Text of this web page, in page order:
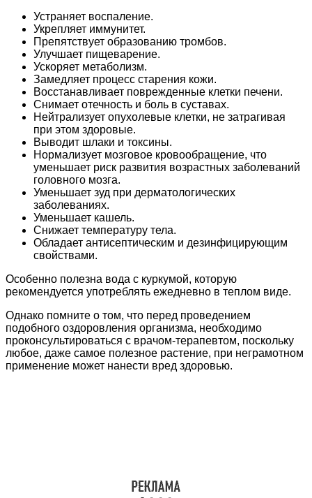
Устраняет воспаление.
Укрепляет иммунитет.
Препятствует образованию тромбов.
Улучшает пищеварение.
Ускоряет метаболизм.
Замедляет процесс старения кожи.
Восстанавливает поврежденные клетки печени.
Снимает отечность и боль в суставах.
Нейтрализует опухолевые клетки, не затрагивая
при этом здоровые.
Выводит шлаки и токсины.
Нормализует мозговое кровообращение, что
уменьшает риск развития возрастных заболеваний
головного мозга.
Уменьшает зуд при дерматологических
заболеваниях.
Уменьшает кашель.
Снижает температуру тела.
Обладает антисептическим и дезинфицирующим
свойствами.
Особенно полезна вода с куркумой, которую
рекомендуется употреблять ежедневно в теплом виде.
Однако помните о том, что перед проведением
подобного оздоровления организма, необходимо
проконсультироваться с врачом-терапевтом, поскольку
любое, даже самое полезное растение, при неграмотном
применение может нанести вред здоровью.